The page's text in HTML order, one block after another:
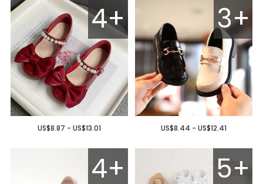
4+
US$8.87 - US$13.01
3+
US$8.44 - US$12.41
4+ 5+